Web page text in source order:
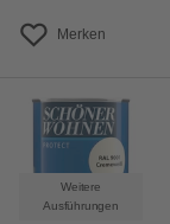
Merken
Weitere
Ausführungen